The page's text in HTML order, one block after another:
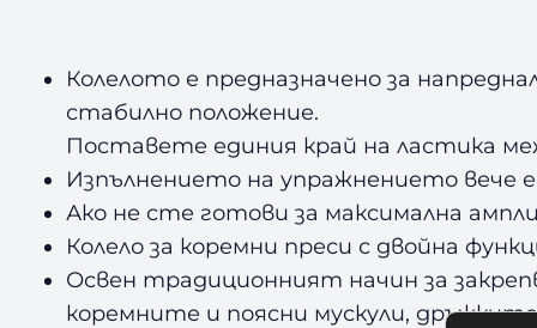
Колелото е предназначено за
стабилно положение.
Поставете единия край на ластика
Изпълнението на упражнението вече е
Ако не сте готови за максимална
Колело за коремни преси с двойна
Освен традиционният начин за
коремните и поясни мускули,